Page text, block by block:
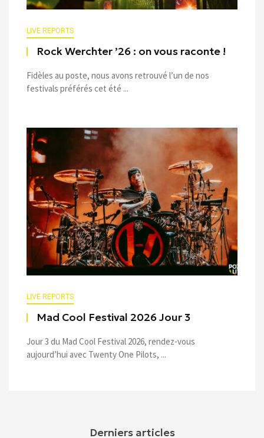
LIVE REPORTS
Rock Werchter ’26 : on vous raconte !
Fidèles au poste, nous avons retrouvé l’un de nos
festivals préférés cet été ...
LIVE REPORTS
Mad Cool Festival 2026 Jour 3
Jour 3 du Mad Cool Festival 2026, rendez-vous
aujourd’hui avec Twenty One Pilots, ...
Derniers articles